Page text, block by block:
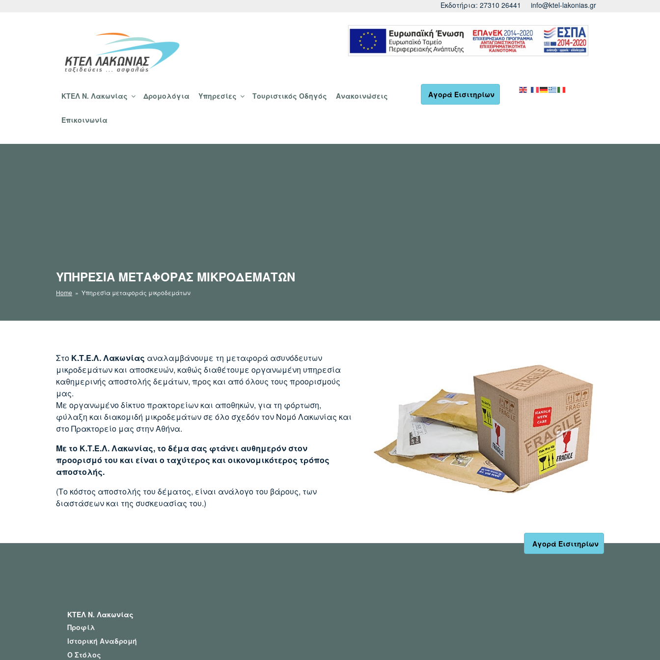
Εκδοτήρια: 27310 26441 info@ktel-lakonias.gr
ΚΤΕΛ ΛΑΚΩΝΙΑΣ
ΚΤΕΛ Ν. Λακωνίας Δρομολόγια Υπηρεσίες Τουριστικός Οδηγός Ανακοινώσεις
Επικοινωνία
Αγορά Εισιτηρίων
ΥΠΗΡΕΣΊΑ ΜΕΤΑΦΟΡΆΣ ΜΙΚΡΟΔΕΜΆΤΩΝ
Home » Υπηρεσία μεταφοράς μικροδεμάτων
Στο Κ.Τ.Ε.Λ. Λακωνίας αναλαμβάνουμε τη μεταφορά ασυνόδευτων
μικροδεμάτων και αποσκευών, καθώς διαθέτουμε οργανωμένη υπηρεσία
καθημερινής αποστολής δεμάτων, προς και από όλους τους προορισμούς
μας.
Με οργανωμένο δίκτυο πρακτορείων και αποθηκών, για τη φόρτωση,
φύλαξη και διακομιδή μικροδεμάτων σε όλο σχεδόν τον Νομό Λακωνίας και
στο Πρακτορείο μας στην Αθήνα.
Με το Κ.Τ.Ε.Λ. Λακωνίας, το δέμα σας φτάνει αυθημερόν στον
προορισμό του και είναι ο ταχύτερος και οικονομικότερος τρόπος
αποστολής.
(Το κόστος αποστολής του δέματος, είναι ανάλογο του βάρους, των
διαστάσεων και της συσκευασίας του.)
Αγορά Εισιτηρίων
ΚΤΕΛ Ν. Λακωνίας
Προφίλ
Ιστορική Αναδρομή
Ο Στόλος